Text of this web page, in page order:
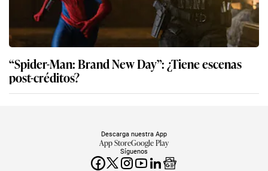
“Spider-Man: Brand New Day”: ¿Tiene escenas
post-créditos?
Síguenos
Descarga nuestra App
App StoreGoogle Play